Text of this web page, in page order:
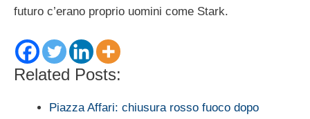
futuro c’erano proprio uomini come Stark.
Related Posts:
Piazza Affari: chiusura rosso fuoco dopo